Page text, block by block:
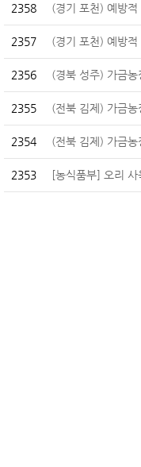
2358 (경기 포천) 예방
2357 (경기 포천) 예방
2356 (경북 성주) 가금
2355 (전북 김제) 가금
2354 (전북 김제) 가금
2353 [농식품부] 오리